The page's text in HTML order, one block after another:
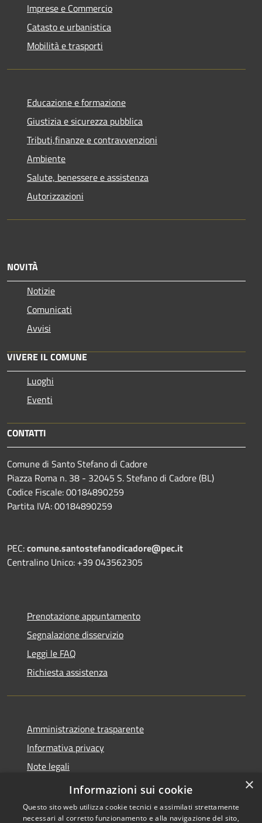
Imprese e Commercio
Catasto e urbanistica
Mobilità e trasporti
Educazione e formazione
Giustizia e sicurezza pubblica
Tributi,finanze e contravvenzioni
Ambiente
Salute, benessere e assistenza
Autorizzazioni
NOVITÀ
Notizie
Comunicati
Avvisi
VIVERE IL COMUNE
Luoghi
Eventi
CONTATTI
Comune di Santo Stefano di Cadore
Piazza Roma n. 38 - 32045 S. Stefano di Cadore (BL)
Codice Fiscale: 00184890259
Partita IVA: 00184890259
PEC:comune.santostefanodicadore@pec.it
Centralino Unico: +39 043562305
Prenotazione appuntamento
Segnalazione disservizio
Leggi le FAQ
Richiesta assistenza
Amministrazione trasparente
Informativa privacy
Note legali
Dichiarazione di accessibilità
×
Informazioni sui cookie
Questo sito web utilizza cookie tecnici e assimilati strettamente
necessari al corretto funzionamento e alla navigazione del sito,